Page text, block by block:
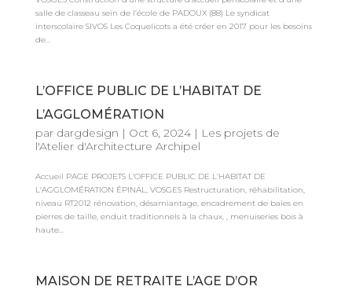
salle de classeau sein de l’école de PADOUX (88) Le syndicat
interscolaire SIVOS Les Coquelicots a été créer en 2017 pour les besoins
de...
L’OFFICE PUBLIC DE L’HABITAT DE
L’AGGLOMÉRATION
par dargdesign | Oct 6, 2024| Les projets de
l'Atelier d'Architecture Archipel
Accueil PAGE PROJETS L’OFFICE PUBLIC DE L’HABITAT DE
L’AGGLOMÉRATION ÉPINAL, VOSGES Restructuration, réhabilitation,
niveau RT2012 rénovation, désamiantage, encadrement de baies en
pierres de taille, enduit traditionnels à la chaux, , menuiseries bois à
haute...
MAISON DE RETRAITE L’AGE D’OR